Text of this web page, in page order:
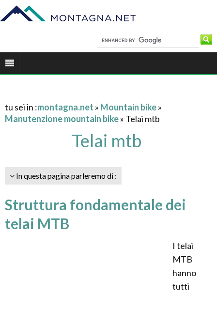
tu sei in :montagna.net » Mountain bike»
Manutenzione mountain bike» Telai mtb
Telai mtb
In questa pagina parleremo di :
Struttura fondamentale dei
telai MTB
I telai
MTB
hanno
tutti